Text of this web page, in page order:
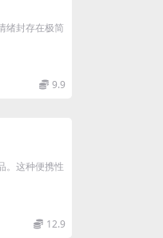
绪封存在极简
9.9
。这种便携性
12.9